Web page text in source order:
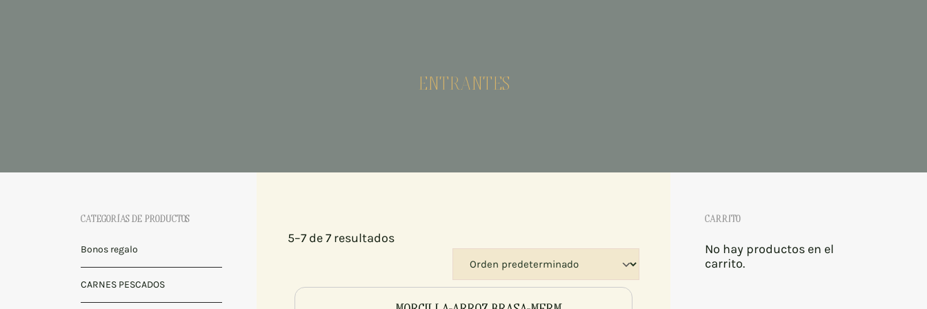
ENTRANTES
5–7 de 7 resultados
CATEGORÍAS DE PRODUCTOS
Bonos regalo
CARNES PESCADOS
CARRITO
No hay productos en el
carrito.